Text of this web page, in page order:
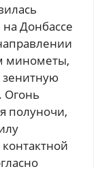
Донбассе
минометы,
зенитную
Огонь
полуночи,